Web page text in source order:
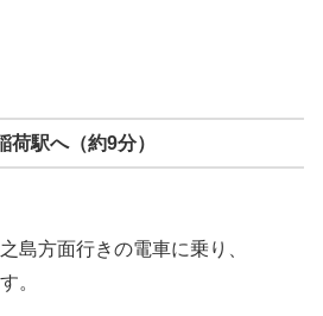
駅へ（約9分）
方面行きの電車に乗り、
。